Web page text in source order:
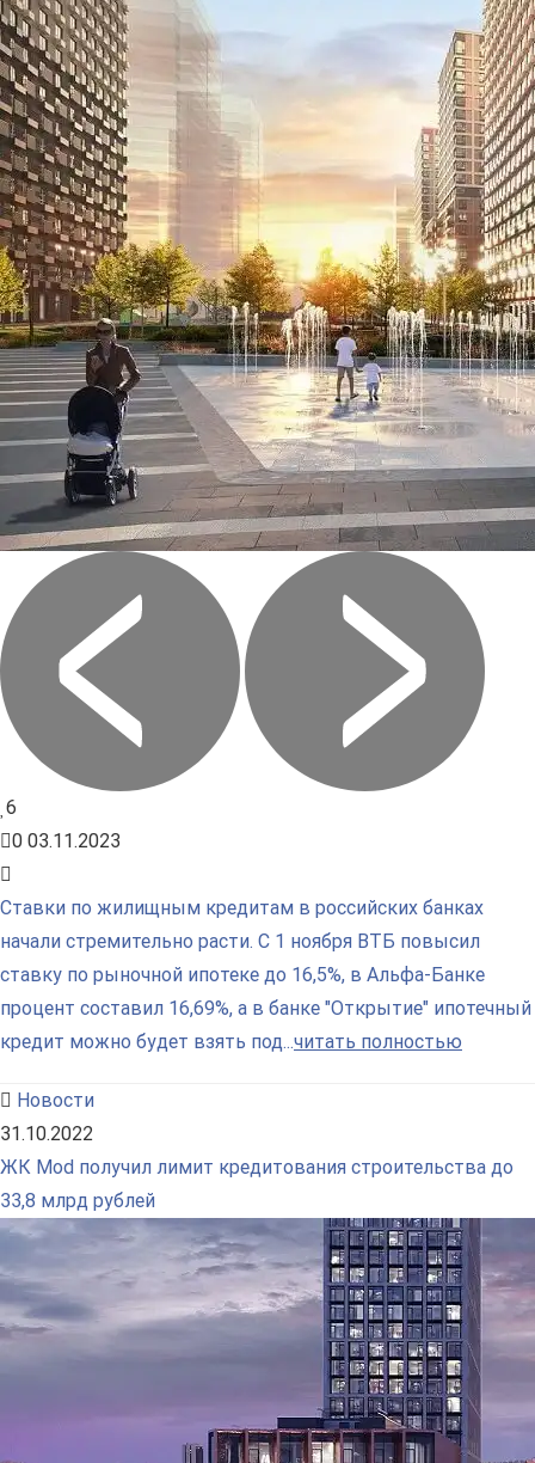
Предыдущее
6
0 03.11.2023
Ставки по жилищным кредитам в российских банках
начали стремительно расти. С 1 ноября ВТБ повысил
ставку по рыночной ипотеке до 16,5%, в Альфа-Банке
процент составил 16,69%, а в банке "Открытие" ипотечный
кредит можно будет взять под...читать полностью
Новости
31.10.2022
ЖК Mod получил лимит кредитования строительства до
33,8 млрд рублей